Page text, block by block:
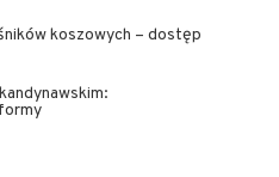
koszowych – dostęp